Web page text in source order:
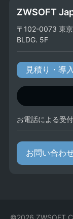
ZWSOFT
〒102-0073 東
BLDG. 5F
見積り・導
お電話による受
お問い合わ
©2026 ZWSOFT